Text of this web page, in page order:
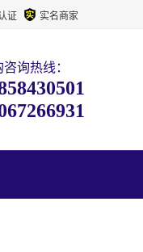
证 实名商家
询热线：